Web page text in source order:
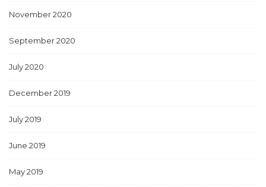
November 2020
September 2020
July 2020
December 2019
July 2019
June 2019
May 2019